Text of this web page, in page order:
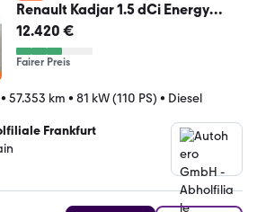
Renault Kadjar 1.5 dCi Energy
XMOD Aut.*NAVI*PDC*SHZ*
12.420 €
Fairer Preis
• 57.353 km • 81 kW (110 PS) • Diesel
Frankfurt